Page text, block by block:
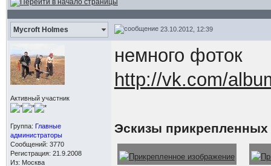
Mycroft Holmes 23.10.2012, 12:39
Активный участник
Группа: Главные
администраторы
Сообщений: 3770
Регистрация: 21.9.2008
Из: Москва
немного фоток
http://vk.com/
Эскизы прикрепленных